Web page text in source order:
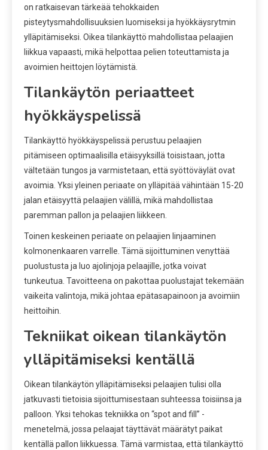
on ratkaisevan tärkeää tehokkaiden
pisteytysmahdollisuuksien luomiseksi ja hyökkäysrytmin
ylläpitämiseksi. Oikea tilankäyttö mahdollistaa pelaajien
liikkua vapaasti, mikä helpottaa pelien toteuttamista ja
avoimien heittojen löytämistä.
Tilankäytön periaatteet
hyökkäyspelissä
Tilankäyttö hyökkäyspelissä perustuu pelaajien
pitämiseen optimaalisilla etäisyyksillä toisistaan, jotta
vältetään tungos ja varmistetaan, että syöttöväylät ovat
avoimia. Yksi yleinen periaate on ylläpitää vähintään 15-20
jalan etäisyyttä pelaajien välillä, mikä mahdollistaa
paremman pallon ja pelaajien liikkeen.
Toinen keskeinen periaate on pelaajien linjaaminen
kolmonenkaaren varrelle. Tämä sijoittuminen venyttää
puolustusta ja luo ajolinjoja pelaajille, jotka voivat
tunkeutua. Tavoitteena on pakottaa puolustajat tekemään
vaikeita valintoja, mikä johtaa epätasapainoon ja avoimiin
heittoihin.
Tekniikat oikean tilankäytön
ylläpitämiseksi kentällä
Oikean tilankäytön ylläpitämiseksi pelaajien tulisi olla
jatkuvasti tietoisia sijoittumisestaan suhteessa toisiinsa ja
palloon. Yksi tehokas tekniikka on “spot and fill” -
menetelmä, jossa pelaajat täyttävät määrätyt paikat
kentällä pallon liikkuessa. Tämä varmistaa, että tilankäyttö